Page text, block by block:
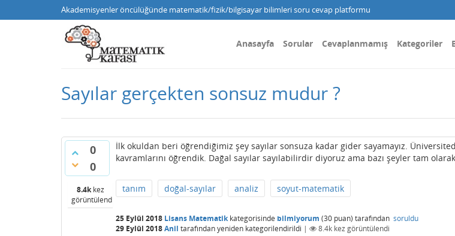
Akademisyenler öncülüğünde matematik/fizik/bilgisayar bilimleri soru cevap platformu
Anasayfa Sorular Cevaplanmamış Kategoriler
Sayılar gerçekten sonsuz mudur ?
0
0
8.4kkez
görüntülendi
İlk okuldan beri öğrendiğimiz şey sayılar sonsuza kadar gider sayamayız.
kavramlarını öğrendik. Dağal sayılar sayılabilirdir diyoruz ama bazı şeyler tam
tanım doğal-sayılar analiz soyut-matematik
25 Eylül 2018 Lisans Matematikkategorisinde bilmiyorum (30 puan) tarafından soruldu
29 Eylül 2018Anil tarafındanyeniden kategorilendirildi | 8.4k kez görüntülendi